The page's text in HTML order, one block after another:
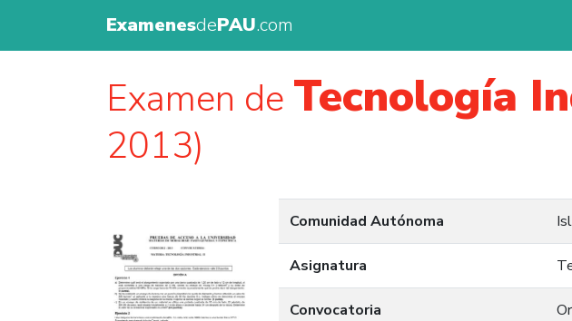
ExamenesdePAU.com
Examen de Tecnología
2013)
Comunidad Autónoma
Asignatura
Convocatoria